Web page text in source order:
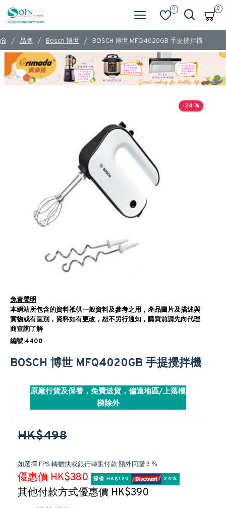
0 0
品牌 Bosch 博世 BOSCH 博世 MFQ4020GB 手提攪拌機
-24 %
免責聲明
本網站所包含的資料祗供一般資料及參考之用，產品圖片及描述與
實物或有區別，資料如有更改，恕不另行通知，購買前請先向代理
商查詢了解
編號:4400
BOSCH 博世 MFQ4020GB 手提攪拌機
原廠行貨及保養，免費送貨，偏遠地區/上落樓
梯除外
HK$498
如選擇 FPS 轉數快或銀行轉賬付款 額外回贈 3 %
優惠價 HK$380 節省 HK$120 24%
其他付款方式優惠價 HK$390